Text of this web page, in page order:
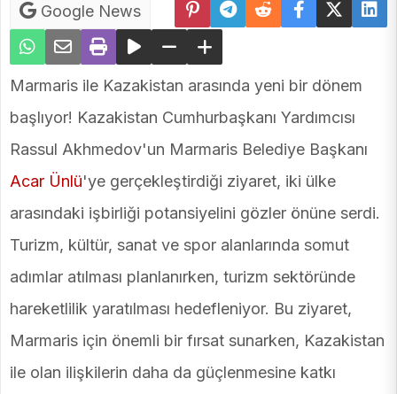
Google News
Marmaris ile Kazakistan arasında yeni bir dönem
başlıyor! Kazakistan Cumhurbaşkanı Yardımcısı
Rassul Akhmedov'un Marmaris Belediye Başkanı
Acar Ünlü'ye gerçekleştirdiği ziyaret, iki ülke
arasındaki işbirliği potansiyelini gözler önüne serdi.
Turizm, kültür, sanat ve spor alanlarında somut
adımlar atılması planlanırken, turizm sektöründe
hareketlilik yaratılması hedefleniyor. Bu ziyaret,
Marmaris için önemli bir fırsat sunarken, Kazakistan
ile olan ilişkilerin daha da güçlenmesine katkı